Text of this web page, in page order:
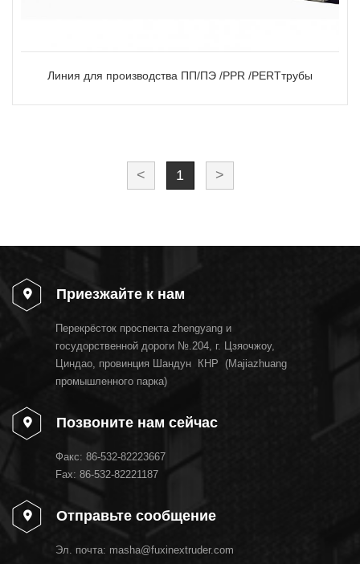
Линия для производства ПП/ПЭ /PPR /PERTтрубы
< 1 >
Приезжайте к нам
Перекрёсток проспекта zhengyang и
госудорственной дороги №.204, г. Цзяочжоу,
Циндао, провинция Шандун КНР (Majiazhuang
промышленного парка)
Позвоните нам сейчас
Факс: 86-532-82223667
Fax: 86-532-82221187
Отправьте сообщение
Эл. почта: masha@fuxinextruder.com